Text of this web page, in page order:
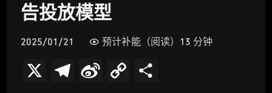
告投放模型
2025/01/21 预计补能（阅读）13 分钟